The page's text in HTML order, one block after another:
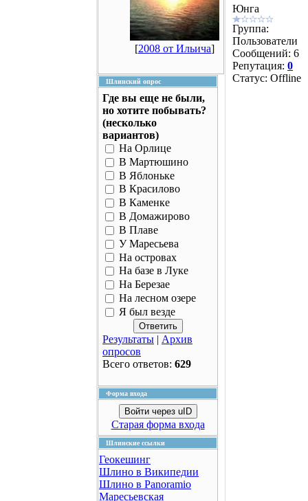
[2008 от Ильича]
Шлинский опрос
Где вы еще не были,
но хотите побывать?
(несколько
вариантов)
На Орлице
В Мартюшино
В Яблоньке
В Красилово
В Каменке
В Домажирово
В Плаве
У Маресьева
На островах
На базе в Луке
На Березае
На лесном озере
Я был везде
Результаты | Архив
опросов
Всего ответов: 629
Форма входа
Войти через uID
Старая форма входа
Шлинские ссылки
Геокешинг
Шлино в Википедии
Шлино в Panoramio
Маресьевская
Юнга
Группа:
Пользователи
Сообщений: 6
Репутация: 0
Статус: Offline